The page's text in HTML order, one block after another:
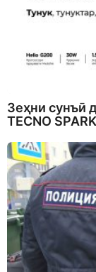
Зеҳни сунъӣ
TECNO